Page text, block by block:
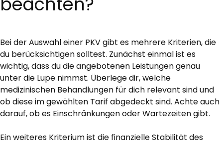
Bei der Auswahl einer PKV gibt es mehrere Kriterien, die
du berücksichtigen solltest. Zunächst einmal ist es
wichtig, dass du die angebotenen Leistungen genau
unter die Lupe nimmst. Überlege dir, welche
medizinischen Behandlungen für dich relevant sind und
ob diese im gewählten Tarif abgedeckt sind. Achte auch
darauf, ob es Einschränkungen oder Wartezeiten gibt.
Ein weiteres Kriterium ist die finanzielle Stabilität des